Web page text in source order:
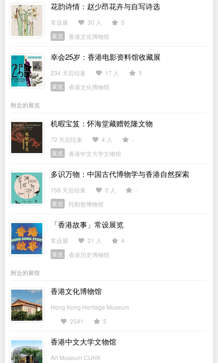
花韵诗情：赵少昂花卉与自写诗选
常设展 30 人
5
展览
香港文化博物馆
幸会25岁：香港电影资料馆收藏展
234 天后结束 17 人
5
展览
香港文化博物馆
附近的展览
机暇宝笈：怀海堂藏赠乾隆文物
72 天后结束 4 人
-
展览
香港中文大学文物馆
多识万物：中国古代博物学与香港自然探索
156 天后结束 0 人
-
展览
托勒密博物馆
「香港故事」常设展览
常设展 21 人
4
展览
香港历史博物馆
附近的展馆
香港文化博物馆
Hong Kong Heritage Museum
2541
5
香港中文大学文物馆
Art Museum CUHK